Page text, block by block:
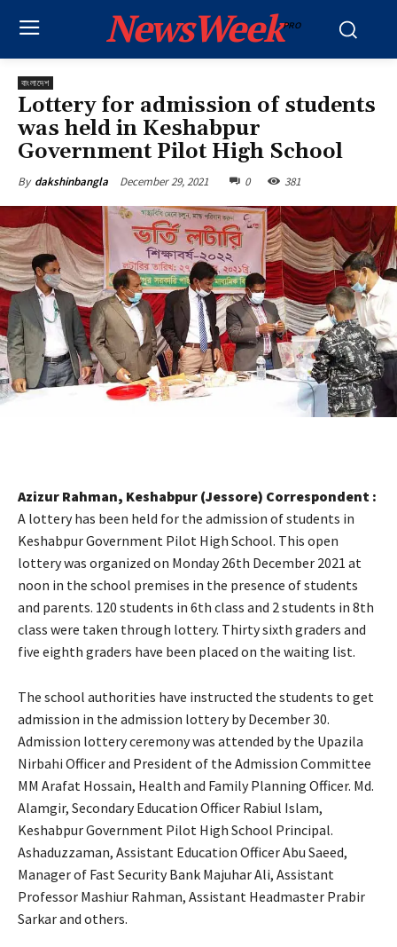
NewsWeekPRO
বাংলাদেশ
Lottery for admission of students
was held in Keshabpur
Government Pilot High School
By dakshinbangla December 29, 2021 0 381
Azizur Rahman, Keshabpur (Jessore) Correspondent :
A lottery has been held for the admission of students in
Keshabpur Government Pilot High School. This open
lottery was organized on Monday 26th December 2021 at
noon in the school premises in the presence of students
and parents. 120 students in 6th class and 2 students in 8th
class were taken through lottery. Thirty sixth graders and
five eighth graders have been placed on the waiting list.
The school authorities have instructed the students to get
admission in the admission lottery by December 30.
Admission lottery ceremony was attended by the Upazila
Nirbahi Officer and President of the Admission Committee
MM Arafat Hossain, Health and Family Planning Officer. Md.
Alamgir, Secondary Education Officer Rabiul Islam,
Keshabpur Government Pilot High School Principal.
Ashaduzzaman, Assistant Education Officer Abu Saeed,
Manager of Fast Security Bank Majuhar Ali, Assistant
Professor Mashiur Rahman, Assistant Headmaster Prabir
Sarkar and others.